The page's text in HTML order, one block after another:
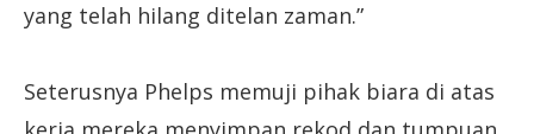
yang telah hilang ditelan zaman.”
Seterusnya Phelps memuji pihak biara di atas